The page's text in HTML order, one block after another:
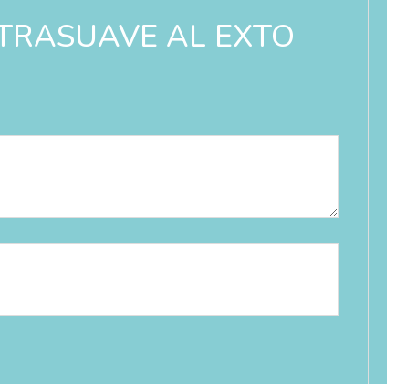
AL EXTO